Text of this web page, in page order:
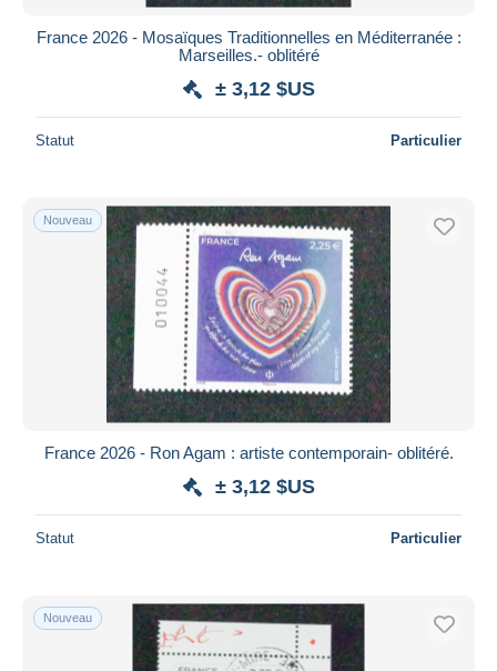
France 2026 - Mosaïques Traditionnelles en Méditerranée :
Marseilles.- oblitéré
± 3,12 $US
Statut Particulier
Nouveau
France 2026 - Ron Agam : artiste contemporain- oblitéré.
± 3,12 $US
Statut Particulier
Nouveau